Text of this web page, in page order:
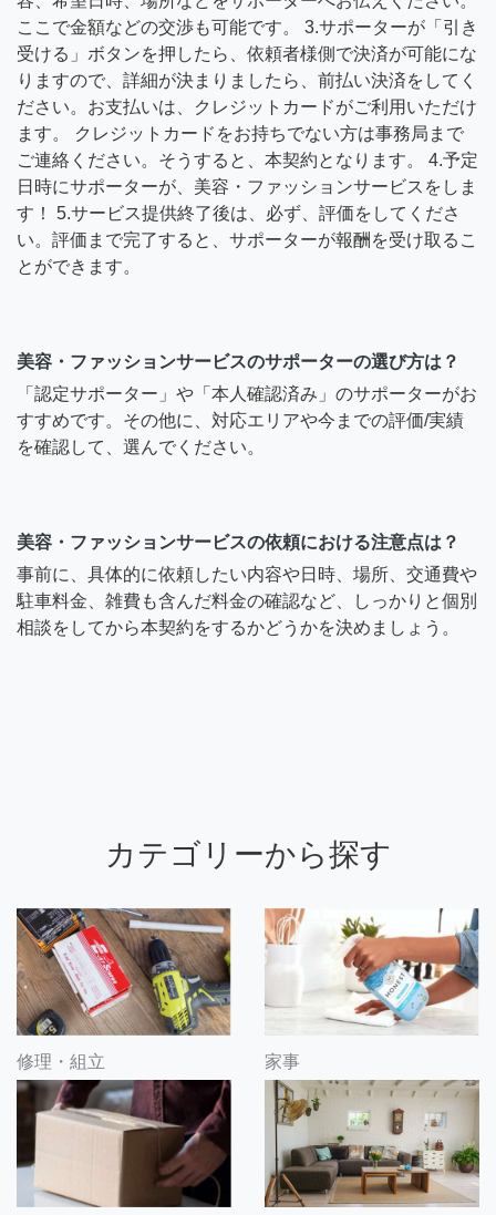
ここで金額などの交渉も可能です。 3.サポーターが「引き
受ける」ボタンを押したら、依頼者様側で決済が可能にな
りますので、詳細が決まりましたら、前払い決済をしてく
ださい。お支払いは、クレジットカードがご利用いただけ
ます。 クレジットカードをお持ちでない方は事務局まで
ご連絡ください。そうすると、本契約となります。 4.予定
日時にサポーターが、美容・ファッションサービスをしま
す！ 5.サービス提供終了後は、必ず、評価をしてくださ
い。評価まで完了すると、サポーターが報酬を受け取るこ
とができます。
美容・ファッションサービスのサポーターの選び方は？
「認定サポーター」や「本人確認済み」のサポーターがお
すすめです。その他に、対応エリアや今までの評価/実績
を確認して、選んでください。
美容・ファッションサービスの依頼における注意点は？
事前に、具体的に依頼したい内容や日時、場所、交通費や
駐車料金、雑費も含んだ料金の確認など、しっかりと個別
相談をしてから本契約をするかどうかを決めましょう。
カテゴリーから探す
修理・組立 家事